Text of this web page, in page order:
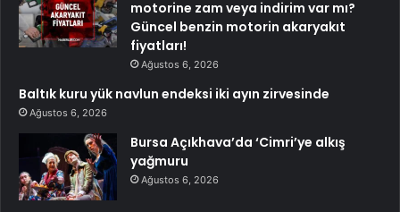
motorine zam veya indirim var mı?
Güncel benzin motorin akaryakıt
fiyatları!
Ağustos 6, 2026
Baltık kuru yük navlun endeksi iki ayın zirvesinde
Ağustos 6, 2026
Bursa Açıkhava’da ‘Cimri’ye alkış
yağmuru
Ağustos 6, 2026